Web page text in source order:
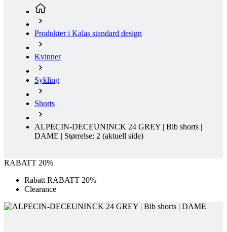
Kvinner
Sykling
Shorts
ALPECIN-DECEUNINCK 24 GREY | Bib shorts |
DAME | Størrelse: 2
RABATT 20%
Rabatt RABATT 20%